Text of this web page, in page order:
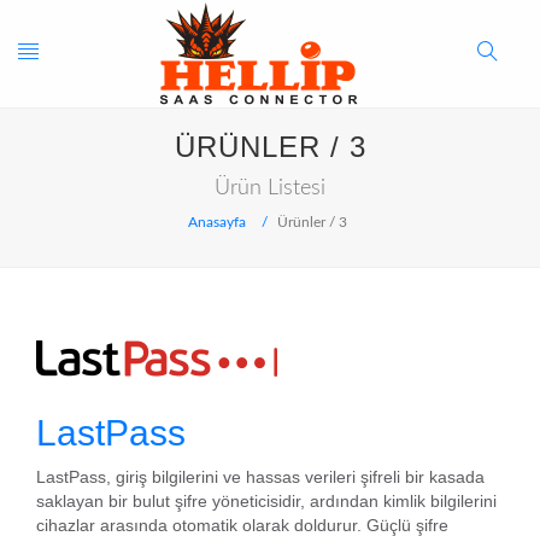
Toggle Search
ÜRÜNLER / 3
Ürün Listesi
Anasayfa Ürünler / 3
LastPass
LastPass, giriş bilgilerini ve hassas verileri şifreli bir kasada
saklayan bir bulut şifre yöneticisidir, ardından kimlik bilgilerini
cihazlar arasında otomatik olarak doldurur. Güçlü şifre